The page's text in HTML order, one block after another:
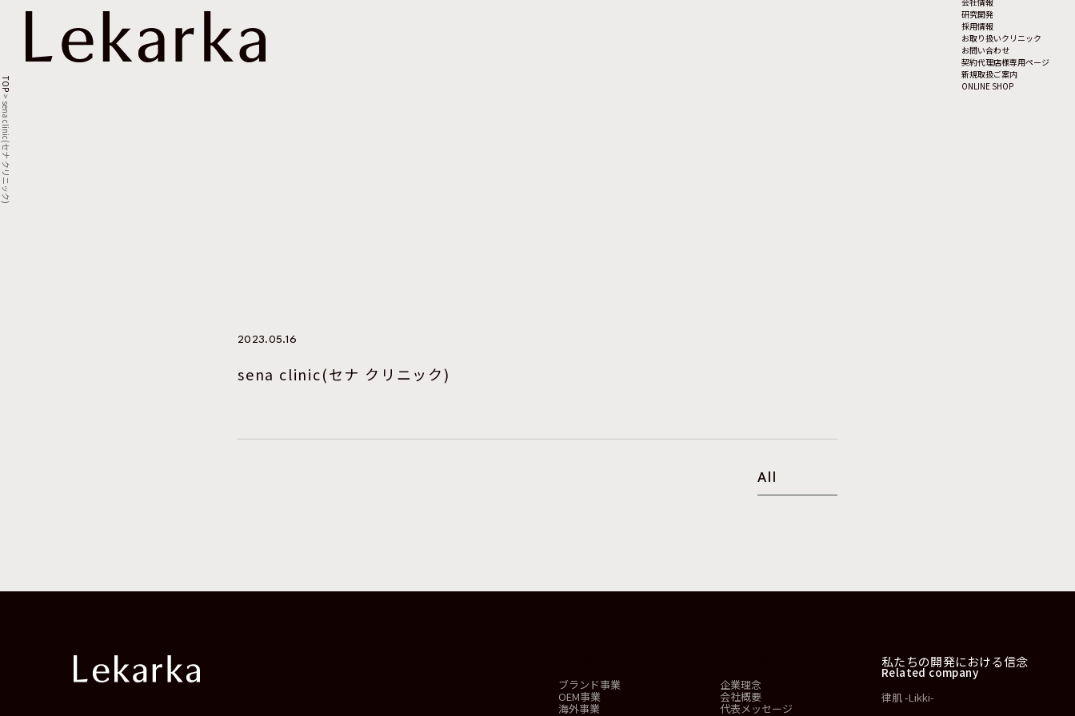
研究開発
採用情報
お取り扱いクリニック
お問い合わせ
契約代理店様専用ページ
新規取扱ご案内
ONLINE SHOP
TOP
>
sena clinic(セナ クリニック)
2023.05.16
sena clinic(セナ クリニック)
All
ブランド事業
OEM事業
海外事業
企業理念
会社概要
代表メッセージ
私たちの開発における信念
Related company
律肌 -Likki-